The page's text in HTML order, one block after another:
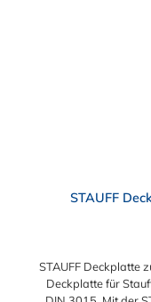
STAUFF
STAUFF Deckplatte
Deckplatte für